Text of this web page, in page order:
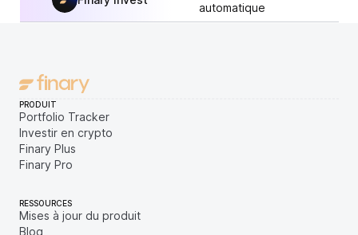
automatique
PRODUIT
Portfolio Tracker
Investir en crypto
Finary Plus
Finary Pro
RESSOURCES
Mises à jour du produit
Blog